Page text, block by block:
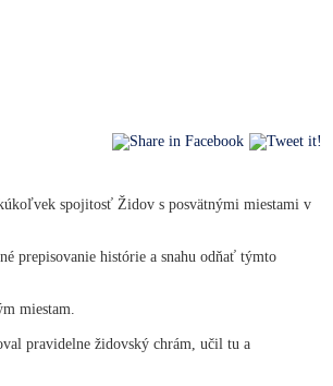
spojitosť Židov s posvätnými miestami v
prepisovanie histórie a snahu odňať týmto
miestam.
pravidelne židovský chrám, učil tu a